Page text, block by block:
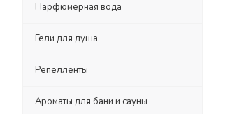
Парфюмерная вода
Гели для душа
Репелленты
Ароматы для бани и сауны